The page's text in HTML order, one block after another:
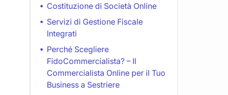
Costituzione di Società Online
Servizi di Gestione Fiscale
Integrati
Perché Scegliere
FidoCommercialista? – Il
Commercialista Online per il Tuo
Business a Sestriere